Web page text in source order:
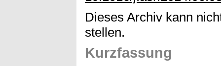
Dieses Archiv kann
stellen.
Kurzfassung